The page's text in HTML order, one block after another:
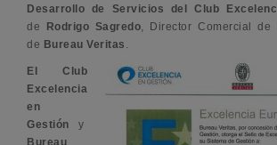
Desarrollo de Servicios del Club
de
Rodrigo Sagredo, Director Comercial de
de Bureau Veritas .
El Club
Excelencia
en
Gestión y
Bureau